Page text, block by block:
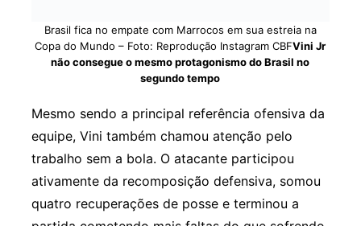
Brasil fica no empate com Marrocos em sua estreia na
Copa do Mundo – Foto: Reprodução Instagram CBFVini Jr
não consegue o mesmo protagonismo do Brasil no
segundo tempo
Mesmo sendo a principal referência ofensiva da
equipe, Vini também chamou atenção pelo
trabalho sem a bola. O atacante participou
ativamente da recomposição defensiva, somou
quatro recuperações de posse e terminou a